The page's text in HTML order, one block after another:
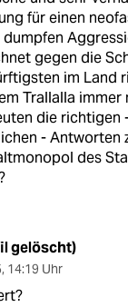
für einen
gegen die
im Land
Trallalla
die richtigen
- Antworten
des
gelöscht)
, 14:19 Uhr